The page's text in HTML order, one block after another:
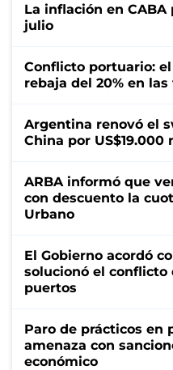
La inflación en CABA
julio
Conflicto portuario:
rebaja del 20% en
Argentina renovó el
China por US$19.000
ARBA informó que
con descuento la
Urbano
El Gobierno acordó
solucionó el conflicto
puertos
Paro de prácticos en
amenaza con
económico